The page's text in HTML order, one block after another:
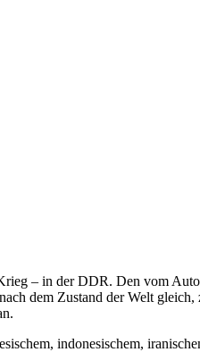
– in der DDR. Den vom
dem Zustand der Welt
indonesischem,